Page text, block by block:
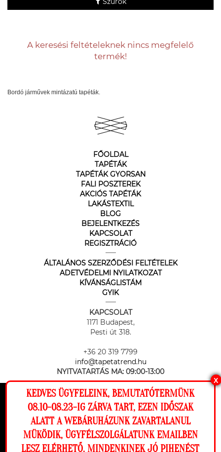
Ez a weboldal cookie-kat használ, hogy a
lehető legjobb élményt nyújtsa honlapunkon.
Beállítások
A keresési feltételeknek nincs megfelelő
termék!
Bordó járművek mintázatú tapéták.
FŐOLDAL
TAPÉTÁK
TAPÉTÁK GYORSAN
FALI POSZTEREK
AKCIÓS TAPÉTÁK
LAKÁSTEXTIL
BLOG
BEJELENTKEZÉS
KAPCSOLAT
REGISZTRÁCIÓ
ÁLTALÁNOS SZERZŐDÉSI FELTÉTELEK
ADETVÉDELMI NYILATKOZAT
KÍVÁNSÁGLISTÁM
GYIK
KAPCSOLAT
1171 Budapest,
Pesti út 318.
+36 20 319 7799
info@tapetatrend.hu
NYITVATARTÁS MA: 09:00-13:00
Az online fizetést a Barion Payment Zrt. biztosítja, MNB engedély
száma: H-EN-I-1064/2013
X
KEDVES ÜGYFELEINK, BEMUTATÓTERMÜNK
08.10-08.23-IG ZÁRVA TART, EZEN IDŐSZAK
ALATT A WEBÁRUHÁZUNK ZAVARTALANUL
MÜKÖDIK, ÜGYFÉLSZOLGÁLATUNK EMAILBEN
LESZ ELÉRHETŐ. MINDENKINEK JÓ PIHENÉST